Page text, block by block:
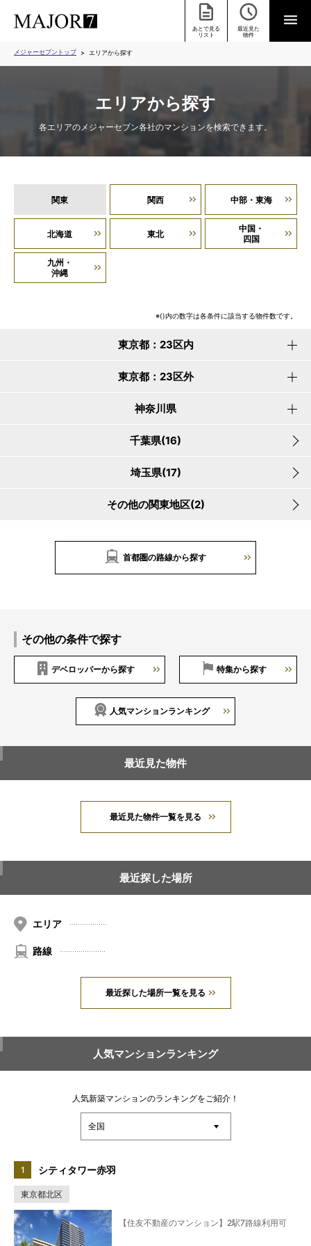
あとで見る
リスト
最近見た
物件
メジャーセブントップ エリアから探す
エリアから探す
各エリアのメジャーセブン各社のマンションを検索できます。
関東 関西 中部・東海
北海道 東北
中国・
四国
九州・
沖縄
※()内の数字は各条件に該当する物件数です。
東京都：23区内
東京都：23区外
神奈川県
千葉県(16)
埼玉県(17)
その他の関東地区(2)
首都圏の路線から探す
その他の条件で探す
デベロッパーから探す 特集から探す
人気マンションランキング
最近見た物件
最近見た物件一覧を見る
最近探した場所
エリア
路線
最近探した場所一覧を見る
人気マンションランキング
人気新築マンションのランキングをご紹介！
シティタワー赤羽
東京都北区
【住友不動産のマンション】2駅7路線利用可